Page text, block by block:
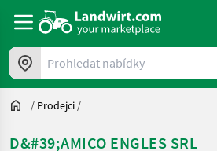
Prohledat nabídky
/ Prodejci /
D&#39;AMICO ENGLES SRL